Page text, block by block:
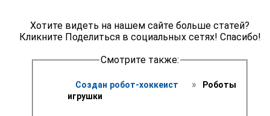
Хотите видеть на нашем сайте больше статей?
Кликните Поделиться в социальных сетях! Спасибо!
Смотрите также:
Создан робот-хоккеист »
Роботы
игрушки